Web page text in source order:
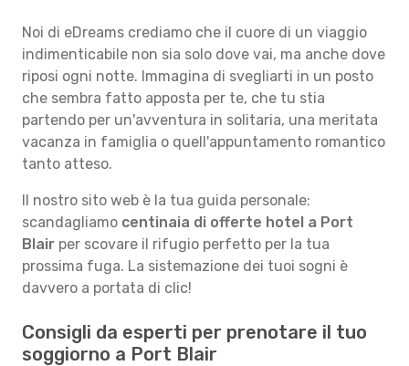
Noi di eDreams crediamo che il cuore di un viaggio
indimenticabile non sia solo dove vai, ma anche dove
riposi ogni notte. Immagina di svegliarti in un posto
che sembra fatto apposta per te, che tu stia
partendo per un'avventura in solitaria, una meritata
vacanza in famiglia o quell'appuntamento romantico
tanto atteso.
Il nostro sito web è la tua guida personale:
scandagliamo centinaia di offerte hotel a Port
Blair per scovare il rifugio perfetto per la tua
prossima fuga. La sistemazione dei tuoi sogni è
davvero a portata di clic!
Consigli da esperti per prenotare il tuo
soggiorno a Port Blair